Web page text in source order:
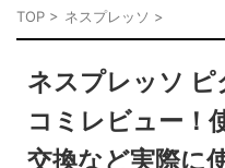
TOP > ネスプレッソ >
ネスプレッソ
コミレビュー！
交換など実際に